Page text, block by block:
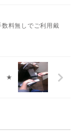
料無しでご利用戴
★